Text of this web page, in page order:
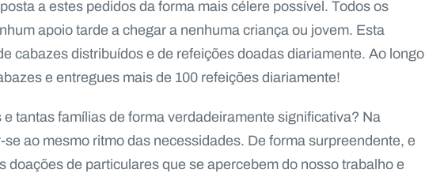
a estes pedidos da forma mais célere possível. Todos os
apoio tarde a chegar a nenhuma criança ou jovem. Esta
cabazes distribuídos e de refeições doadas diariamente. Ao longo
e entregues mais de 100 refeições diariamente!
tantas famílias de forma verdadeiramente significativa? Na
ao mesmo ritmo das necessidades. De forma surpreendente, e
de particulares que se apercebem do nosso trabalho e